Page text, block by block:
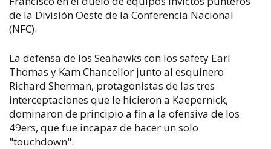
de la División Oeste de la Conferencia Nacional
(NFC).
La defensa de los Seahawks con los safety Earl
Thomas y Kam Chancellor junto al esquinero
Richard Sherman, protagonistas de las tres
interceptaciones que le hicieron a Kaepernick,
dominaron de principio a fin a la ofensiva de los
49ers, que fue incapaz de hacer un solo
"touchdown".